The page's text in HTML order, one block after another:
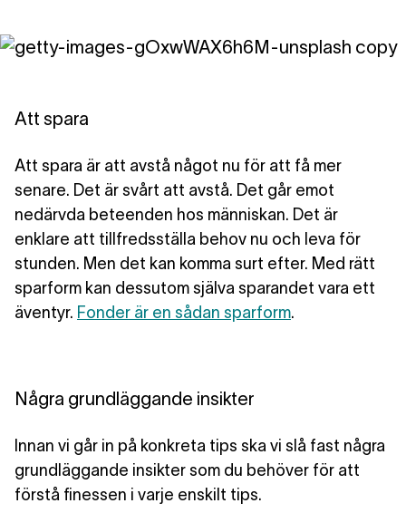
Att spara
Att spara är att avstå något nu för att få mer
senare. Det är svårt att avstå. Det går emot
nedärvda beteenden hos människan. Det är
enklare att tillfredsställa behov nu och leva för
stunden. Men det kan komma surt efter. Med rätt
sparform kan dessutom själva sparandet vara ett
äventyr. Fonder är en sådan sparform.
Några grundläggande insikter
Innan vi går in på konkreta tips ska vi slå fast några
grundläggande insikter som du behöver för att
förstå finessen i varje enskilt tips.